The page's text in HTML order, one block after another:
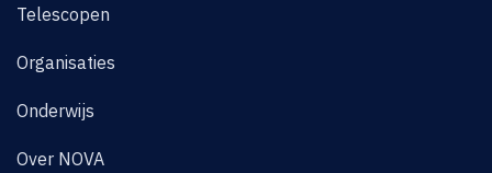
Telescopen
Organisaties
Onderwijs
Over NOVA